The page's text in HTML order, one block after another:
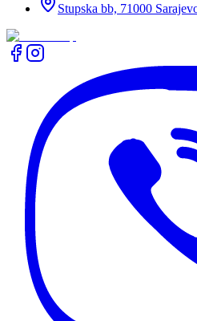
Stupska bb, 71000